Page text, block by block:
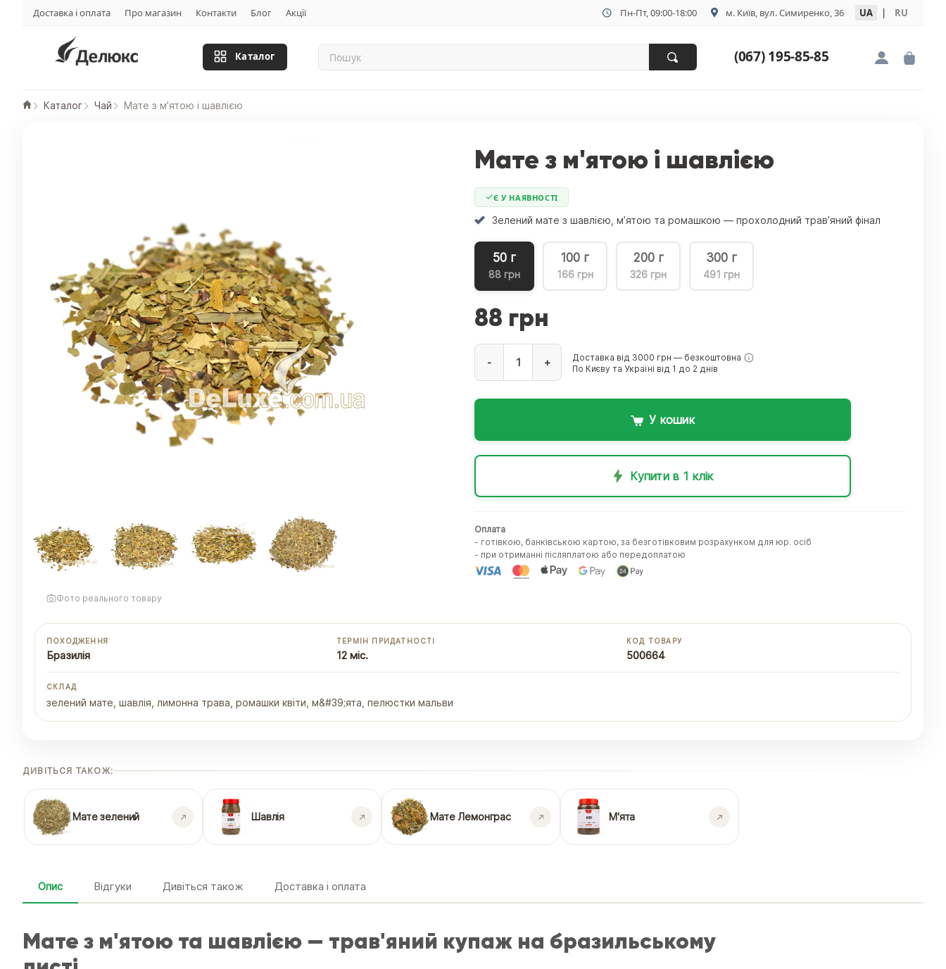
Доставка і оплата Про магазин Контакти Блог Акції Пн-Пт, 09:00-18:00 м. Київ, вул. Симиренко, 36 UA | RU
Каталог (067) 195-85-85
Каталог Чай Мате з м'ятою і шавлією
Фото реального товару
Мате з м'ятою і шавлією
Є У НАЯВНОСТІ
Зелений мате з шавлією, м’ятою та ромашкою — прохолодний трав’яний фінал
50 г
88 грн
100 г
166 грн
200 г
326 грн
300 г
491 грн
88 грн
- +
Доставка від 3000 грн — безкоштовна
По Києву та Україні від 1 до 2 днів
У кошик
Купити в 1 клік
Оплата
- готівкою, банківською картою, за безготівковим розрахунком для юр. осіб
- при отриманні післяплатою або передоплатою
ПОХОДЖЕННЯ
Бразилія
ТЕРМІН ПРИДАТНОСТІ
12 міс.
КОД ТОВАРУ
500664
СКЛАД
зелений мате, шавлія, лимонна трава, ромашки квіти, м&#39;ята, пелюстки мальви
ДИВІТЬСЯ ТАКОЖ:
Мате зелений Шавлія Мате Лемонграс М'ята
Опис Відгуки Дивіться також Доставка і оплата
Мате з м'ятою та шавлією — трав'яний купаж на бразильському